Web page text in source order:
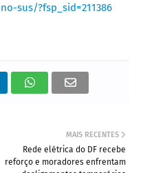
sus/?fsp_sid=211386
MAIS RECENTES
Rede elétrica do DF recebe
reforço e moradores enfrentam